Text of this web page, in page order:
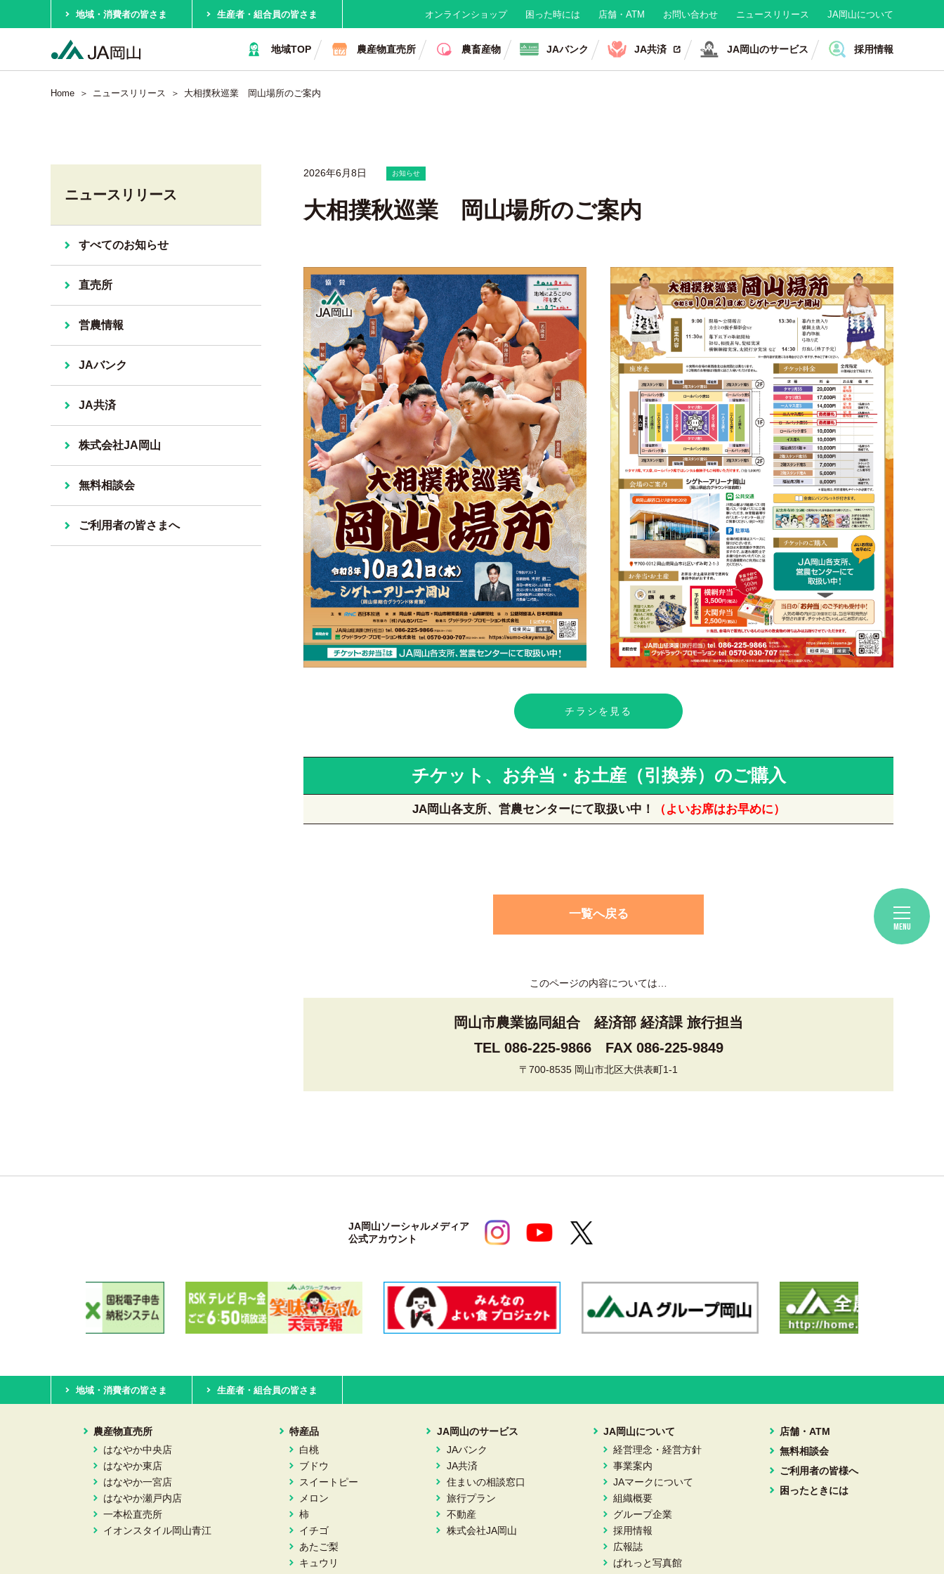
地域・消費者の皆さま 生産者・組合員の皆さま オンラインショップ 困った時には 店舗・ATM お問い合わせ ニュースリリース JA岡山について
地域TOP 農産物直売所 農畜産物 JAバンク JA共済 JA岡山のサービス 採用情報
MENU
Home ニュースリリース 大相撲秋巡業 岡山場所のご案内
2026年6月8日 お知らせ
大相撲秋巡業 岡山場所のご案内
チラシを見る
チケット、お弁当・お土産（引換券）のご購入
JA岡山各支所、営農センターにて取扱い中！ （よいお席はお早めに）
一覧へ戻る
このページの内容については…
岡山市農業協同組合
経済部 経済課 旅行担当
TEL 086-225-9866
FAX 086-225-9849
〒700-8535 岡山市北区大供表町1-1
ニュースリリース
すべてのお知らせ
直売所
営農情報
JAバンク
JA共済
株式会社JA岡山
無料相談会
ご利用者の皆さまへ
JA岡山ソーシャルメディア
公式アカウント
地域・消費者の皆さま 生産者・組合員の皆さま
農産物直売所
はなやか中央店
はなやか東店
はなやか一宮店
はなやか瀬戸内店
一本松直売所
イオンスタイル岡山青江
特産品
白桃
ブドウ
スイートピー
メロン
柿
イチゴ
あたご梨
キュウリ
JA岡山のサービス
JAバンク
JA共済
住まいの相談窓口
旅行プラン
不動産
株式会社JA岡山
JA岡山について
経営理念・経営方針
事業案内
JAマークについて
組織概要
グループ企業
採用情報
広報誌
ぱれっと写真館
店舗・ATM
無料相談会
ご利用者の皆様へ
困ったときには